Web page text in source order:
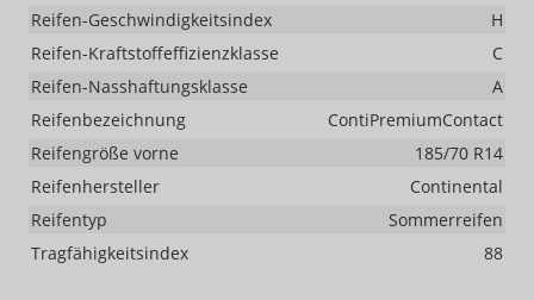
Reifen-Geschwindigkeitsindex
H
Reifen-Kraftstoffeffizienzklasse
C
Reifen-Nasshaftungsklasse
A
Reifenbezeichnung
ContiPremiumContact
Reifengröße vorne
185/70 R14
Reifenhersteller
Continental
Reifentyp
Sommerreifen
Tragfähigkeitsindex
88